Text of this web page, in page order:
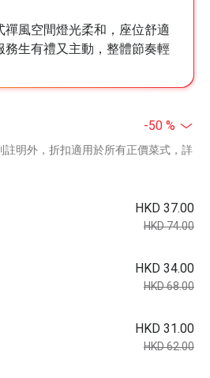
禪風空間燈光柔和，座位舒適
務生有禮又主動，整體節奏輕
-50 %
明外，折扣適用於所有正價菜式，詳
HKD 37.00
HKD 74.00
HKD 34.00
HKD 68.00
HKD 31.00
HKD 62.00